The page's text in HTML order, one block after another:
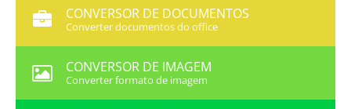
CONVERSOR DE DOCUMENTOS
Converter documentos do office
CONVERSOR DE IMAGEM
Converter formato de imagem